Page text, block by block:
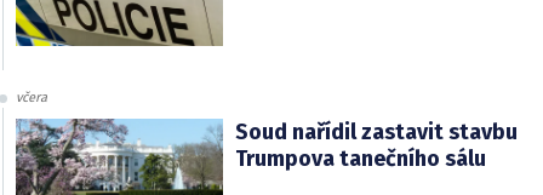
včera
Soud nařídil zastavit stavbu
Trumpova tanečního sálu